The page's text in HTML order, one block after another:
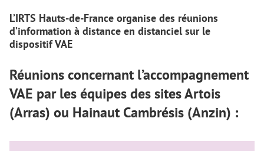
L’IRTS Hauts-de-France organise des réunions
d’information à distance en distanciel sur le
dispositif VAE
Réunions concernant l’accompagnement
VAE par les équipes des sites Artois
(Arras) ou Hainaut Cambrésis (Anzin) :